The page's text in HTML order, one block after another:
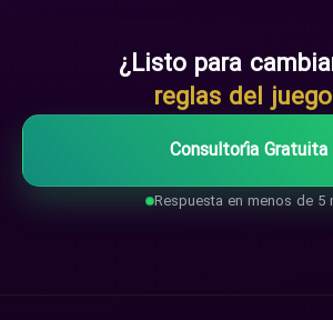
¿Listo para
reglas del
Consultoría Gratuita
Respuesta en menos de 5